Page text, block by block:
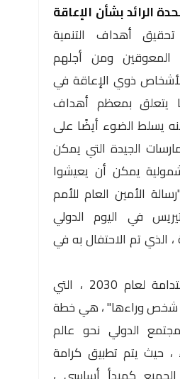
الرائد بشأن الإعاقة
أهداف التنمية
المعوقين ومن أجلهم
ذوي الإعاقة في
يتعلق بمعظم أهداف
يسلط الضوء أيضًا على
الجيدة التي يمكن
يمكن أن يعيشوا
الأمين العام للأمم
في اليوم الدولي
الذي تم الاحتفال به في
إن خطة التنمية المستدامة لعام 2030 ، التي
شخص وراءها" ، هي خطة
الدولي نحو عالم
، حيث يتم تطبيق كرامة